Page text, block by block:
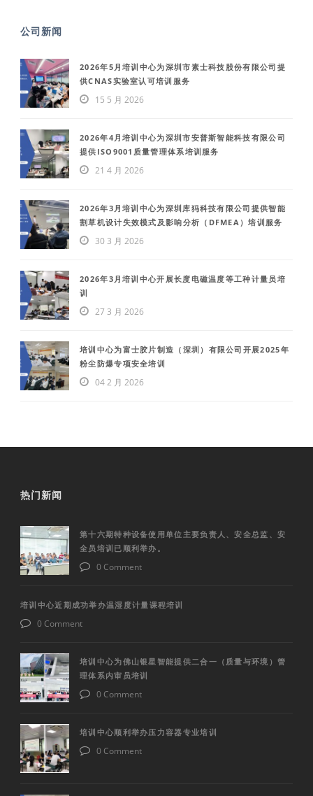
公司新闻
2026年5月培训中心为深圳市素士科技股份有限公司提
供CNAS实验室认可培训服务
15 5 月 2026
2026年4月培训中心为深圳市安普斯智能科技有限公司
提供ISO9001质量管理体系培训服务
21 4 月 2026
2026年3月培训中心为深圳库犸科技有限公司提供智能
割草机设计失效模式及影响分析（DFMEA）培训服务
30 3 月 2026
2026年3月培训中心开展长度电磁温度等工种计量员培
训
27 3 月 2026
培训中心为富士胶片制造（深圳）有限公司开展2025年
粉尘防爆专项安全培训
04 2 月 2026
热门新闻
第十六期特种设备使用单位主要负责人、安全总监、安
全员培训已顺利举办。
0 Comment
培训中心近期成功举办温湿度计量课程培训
0 Comment
培训中心为佛山银星智能提供二合一（质量与环境）管
理体系内审员培训
0 Comment
培训中心顺利举办压力容器专业培训
0 Comment